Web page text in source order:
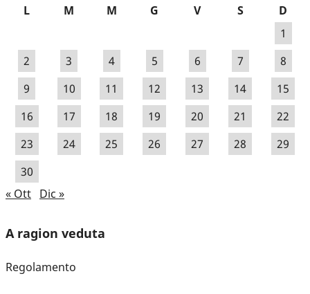
L M M G V S
D
1
2
3 4 5 6 7
8
9
10 11 12 13 14
15
16
17 18 19 20 21
22
23
24 25 26 27 28
29
30
« Ott Dic »
A ragion veduta
Regolamento